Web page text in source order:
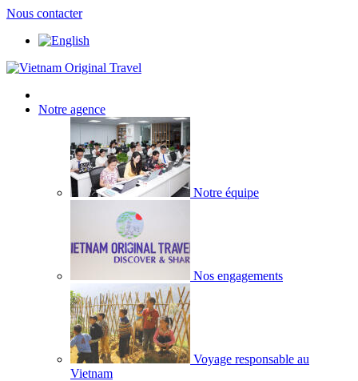
Nous contacter
Notre agence
Notre équipe
Nos engagements
Voyage responsable au
Vietnam